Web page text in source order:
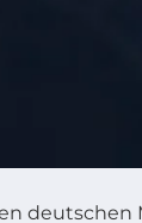
deutschen